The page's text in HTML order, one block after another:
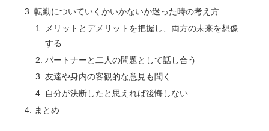
転勤についていくかいかないか迷った時の考え方
メリットとデメリットを把握し、両方の未来を想像
する
パートナーと二人の問題として話し合う
友達や身内の客観的な意見も聞く
自分が決断したと思えれば後悔しない
まとめ